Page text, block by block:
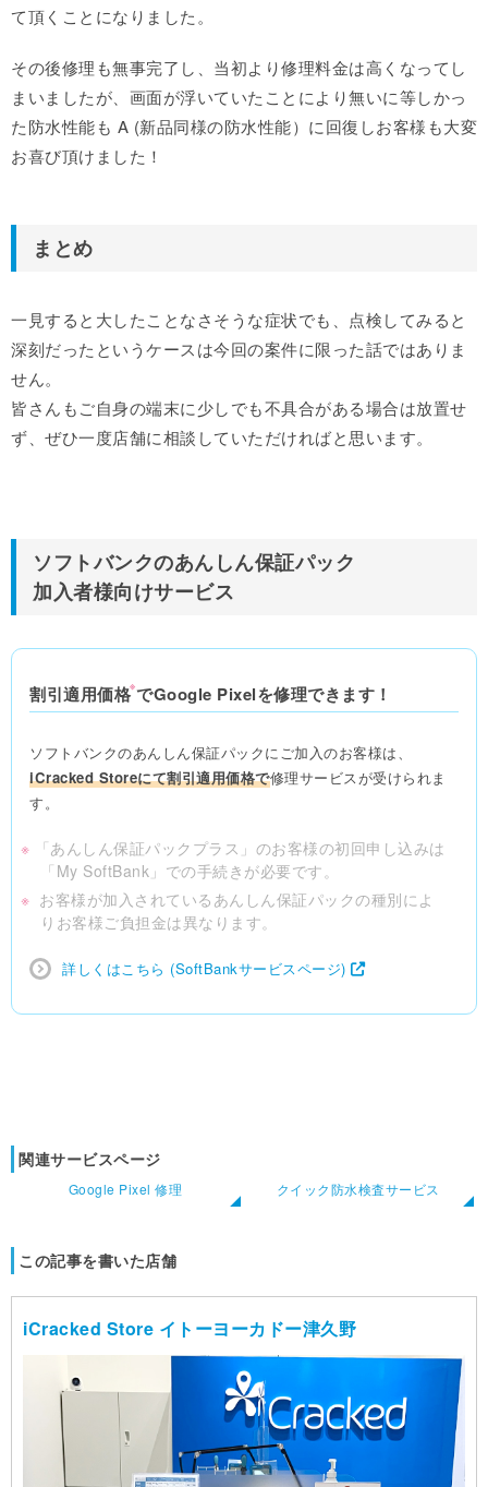
て頂くことになりました。
その後修理も無事完了し、当初より修理料金は高くなってし
まいましたが、画面が浮いていたことにより無いに等しかっ
た防水性能も A (新品同様の防水性能）に回復しお客様も大変
お喜び頂けました！
まとめ
一見すると大したことなさそうな症状でも、点検してみると
深刻だったというケースは今回の案件に限った話ではありま
せん。
皆さんもご自身の端末に少しでも不具合がある場合は放置せ
ず、ぜひ一度店舗に相談していただければと思います。
ソフトバンクのあんしん保証パック
加入者様向けサービス
割引適用価格※でGoogle Pixelを修理できます！
ソフトバンクのあんしん保証パックにご加入のお客様は、
iCracked Storeにて割引適用価格で修理サービスが受けられま
す。
※
「あんしん保証パックプラス」のお客様の初回申し込みは
「My SoftBank」での手続きが必要です。
※ お客様が加入されているあんしん保証パックの種別によ
りお客様ご負担金は異なります。
詳しくはこちら (SoftBankサービスページ)
関連サービスページ
Google Pixel 修理 クイック防水検査サービス
この記事を書いた店舗
iCracked Store イトーヨーカドー津久野